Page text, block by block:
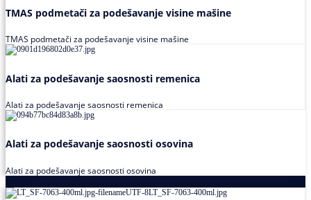
TMAS podmetači za podešavanje visine mašine
TMAS podmetači za podešavanje visine mašine
Alati za podešavanje saosnosti remenica
Alati za podešavanje saosnosti remenica
Alati za podešavanje saosnosti osovina
Alati za podešavanje saosnosti osovina